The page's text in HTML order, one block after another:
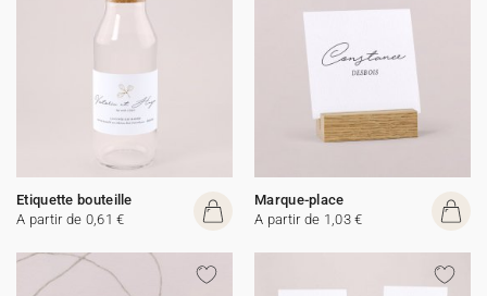
Etiquette bouteille
A partir de 0,61 €
Marque-place
A partir de 1,03 €